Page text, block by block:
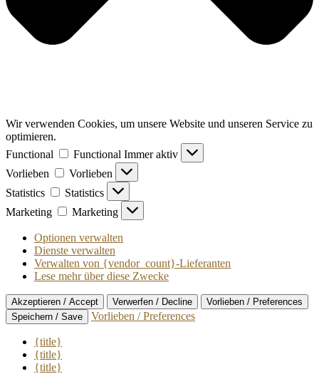
Wir verwenden Cookies, um unsere Website und unseren Service zu
optimieren.
Functional
Functional Immer aktiv
Vorlieben
Vorlieben
Statistics
Statistics
Marketing
Marketing
Optionen verwalten
Dienste verwalten
Verwalten von {vendor_count}-Lieferanten
Lese mehr über diese Zwecke
Akzeptieren / Accept Verwerfen / Decline
Vorlieben / Preferences
Speichern / Save
Vorlieben / Preferences
{title}
{title}
{title}